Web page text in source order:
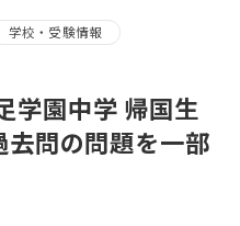
学校・受験情報
学園中学 帰国生
問の問題を一部